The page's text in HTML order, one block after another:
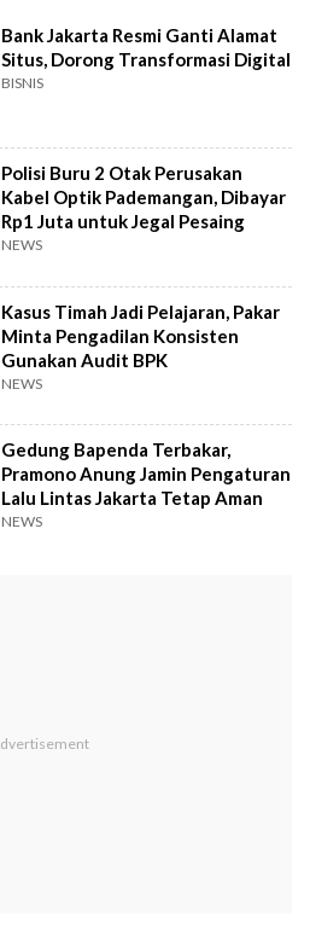
Bank Jakarta Resmi Ganti Alamat
Situs, Dorong Transformasi Digital
BISNIS
Polisi Buru 2 Otak Perusakan
Kabel Optik Pademangan, Dibayar
Rp1 Juta untuk Jegal Pesaing
NEWS
Kasus Timah Jadi Pelajaran, Pakar
Minta Pengadilan Konsisten
Gunakan Audit BPK
NEWS
Gedung Bapenda Terbakar,
Pramono Anung Jamin Pengaturan
Lalu Lintas Jakarta Tetap Aman
NEWS